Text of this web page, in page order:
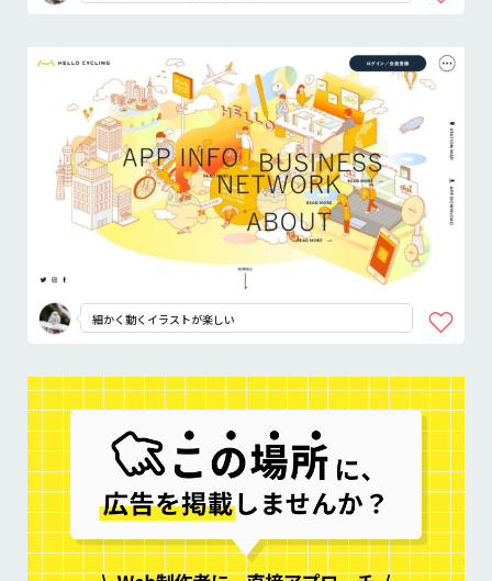
細かく動くイラストが楽しい